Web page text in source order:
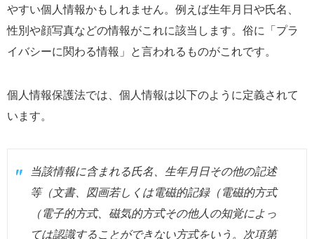
やすい個人情報かもしれません。例えば生年月日や氏名、
性別や顔写真などの情報がこれに該当します。俗に「プラ
イバシーに関わる情報」と言われるものがこれです。
個人情報保護法では、個人情報は以下のように定義されて
います。
当該情報に含まれる氏名、生年月日その他の記述
等（文書、図画若しくは電磁的記録（電磁的方式
（電子的方式、磁気的方式その他人の知覚によっ
ては認識することができない方式をいう。次項第